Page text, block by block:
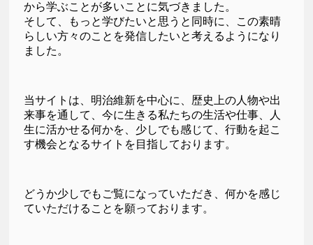
から学ぶことが多いことに気づきました。
そして、もっと学びたいと思うと同時に、この素晴
らしい方々のことを発信したいと考えるようになり
ました。
当サイトは、明治維新を中心に、歴史上の人物や出
来事を通して、今に生きる私たちの生活や仕事、人
生に活かせる何かを、少しでも感じて、行動を起こ
す機会となるサイトを目指しております。
どうか少しでもご覧になっていただき、何かを感じ
ていただけることを願っております。